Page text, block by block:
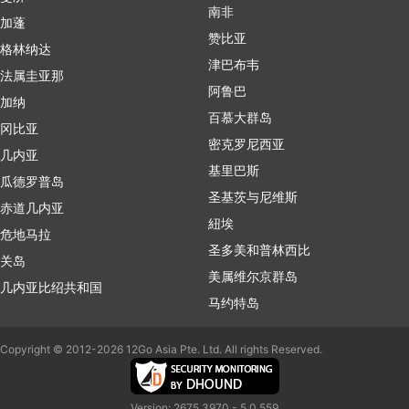
加蓬
格林纳达
法属圭亚那
加纳
冈比亚
几内亚
瓜德罗普岛
赤道几内亚
危地马拉
关岛
几内亚比绍共和国
南非
赞比亚
津巴布韦
阿鲁巴
百慕大群岛
密克罗尼西亚
基里巴斯
圣基茨与尼维斯
紐埃
圣多美和普林西比
美属维尔京群岛
马约特岛
Copyright © 2012-2026 12Go Asia Pte. Ltd. All rights Reserved.